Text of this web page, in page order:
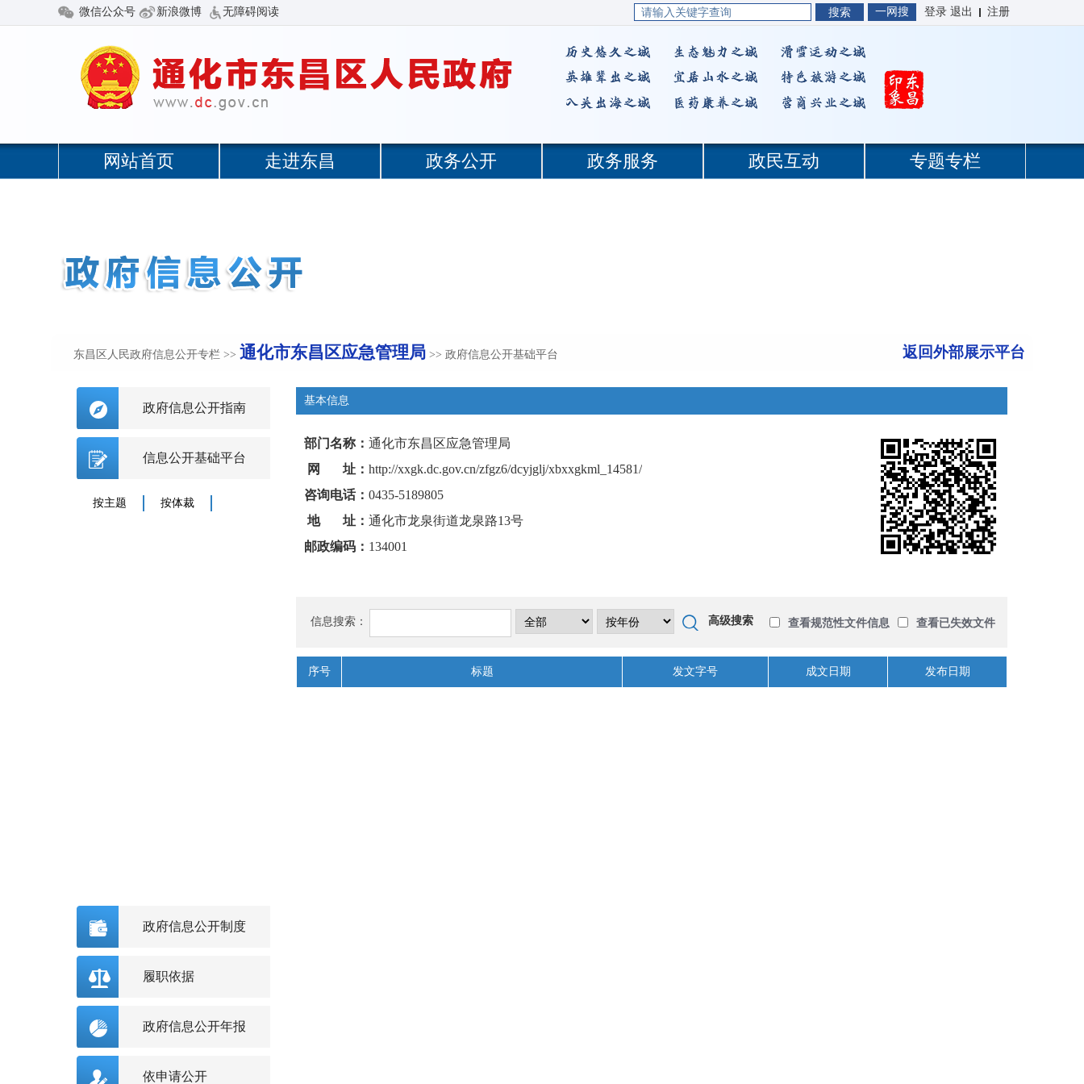
东昌区人民政府信息公开专栏 >> 通化市东昌区应急管理局 >> 政府信息公开基础平台 返回外部展示平台
基本信息
部门名称： 通化市东昌区应急管理局
网 址： http://xxgk.dc.gov.cn/zfgz6/dcyjglj/xbxxgkml_14581/
咨询电话： 0435-5189805
地 址： 通化市龙泉街道龙泉路13号
邮政编码： 134001
信息搜索： 高级搜索 查看规范性文件信息 查看已失效文件
序号 标题 发文字号 成文日期 发布日期
政府信息公开指南
信息公开基础平台
按主题 按体裁
政府信息公开制度
履职依据
政府信息公开年报
依申请公开